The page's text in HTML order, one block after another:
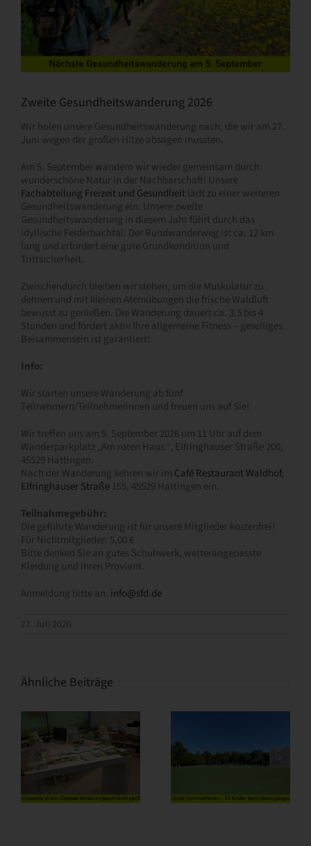
Zweite Gesundheitswanderung 2026
Wir holen unsere Gesundheitswanderung nach, die wir am 27.
Juni wegen der großen Hitze absagen mussten.
Am 5. September wandern wir wieder gemeinsam durch
wunderschöne Natur in der Nachbarschaft! Unsere
Fachabteilung Freizeit und Gesundheit lädt zu einer weiteren
Gesundheitswanderung ein. Unsere zweite
Gesundheitswanderung in diesem Jahr führt durch das
idyllische Felderbachtal. Der Rundwanderweg ist ca. 12 km
lang und erfordert eine gute Grundkondition und
Trittsicherheit.
Zwischendurch bleiben wir stehen, um die Muskulatur zu
dehnen und mit kleinen Atemübungen die frische Waldluft
bewusst zu genießen. Die Wanderung dauert ca. 3,5 bis 4
Stunden und fördert aktiv Ihre allgemeine Fitness – geselliges
Beisammensein ist garantiert!
Info:
Wir starten unsere Wanderung ab fünf
Teilnehmern/Teilnehmerinnen und freuen uns auf Sie!
Wir treffen uns am 5. September 2026 um 11 Uhr auf dem
Wanderparkplatz „Am roten Haus “, Elfringhauser Straße 200,
45529 Hattingen.
Nach der Wanderung kehren wir im Café Restaurant Waldhof,
Elfringhauser Straße 155, 45529 Hattingen ein.
Teilnahmegebühr:
Die geführte Wanderung ist für unsere Mitglieder kostenfrei!
Für Nichtmitglieder: 5,00 €
Bitte denken Sie an gutes Schuhwerk, wetterangepasste
Kleidung und Ihren Proviant.
Anmeldung bitte an: info@sfd.de
27. Juli 2026
Ähnliche Beiträge